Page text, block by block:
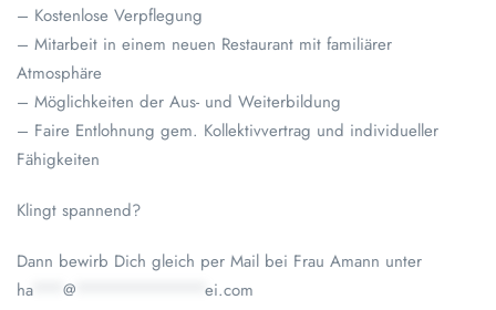
– Kostenlose Verpflegung
– Mitarbeit in einem neuen Restaurant mit familiärer
Atmosphäre
– Möglichkeiten der Aus- und Weiterbildung
– Faire Entlohnung gem. Kollektivvertrag und individueller
Fähigkeiten
Klingt spannend?
Dann bewirb Dich gleich per Mail bei Frau Amann unter
ha
@ ei.com